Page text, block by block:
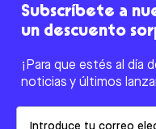
Subscríbete a
un descuento
¡Para que estés al día
noticias y últimos